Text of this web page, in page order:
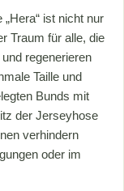
ist nicht nur
Traum für alle, die
regenerieren
Taille und
Bunds mit
der Jerseyhose
verhindern
oder im